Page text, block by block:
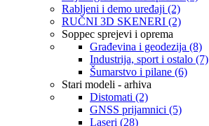
Rabljeni i demo uređaji (2)
RUČNI 3D SKENERI (2)
Soppec sprejevi i oprema
Građevina i geodezija (8)
Industrija, sport i ostalo (7)
Šumarstvo i pilane (6)
Stari modeli - arhiva
Distomati (2)
GNSS prijamnici (5)
Laseri (28)